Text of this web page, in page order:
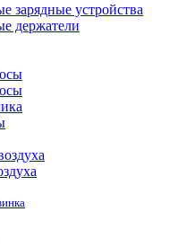
зарядные устройства
держатели